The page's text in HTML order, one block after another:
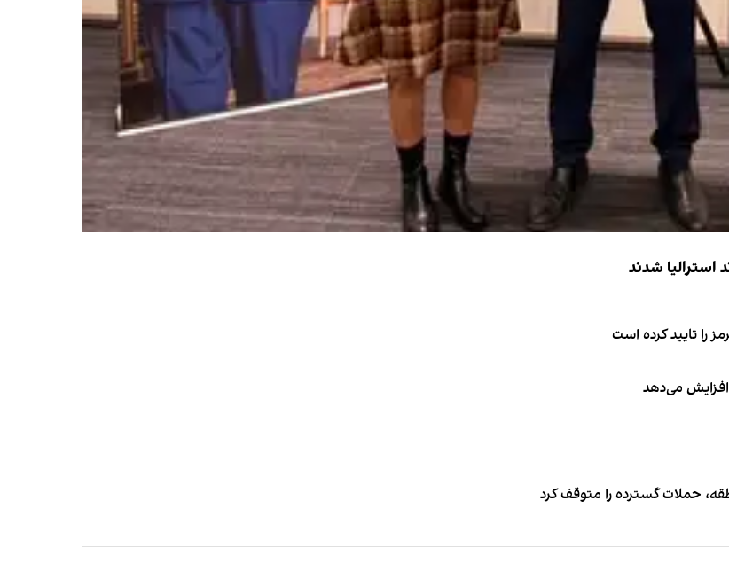
را تایید کرده است
افزایش می‌دهد
حملات گسترده را متوقف کرد